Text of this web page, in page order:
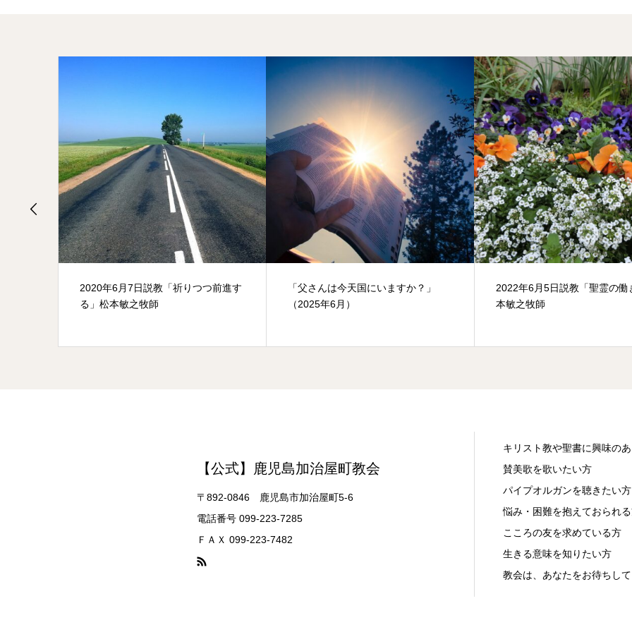
2020年6月7日説教「祈りつつ前進す
る」松本敏之牧師
「父さんは今天国にいますか？」
（2025年6月）
2022年6月5日説教「聖霊の働
本敏之牧師
【公式】鹿児島加治屋町教会
〒892-0846 鹿児島市加治屋町5-6
電話番号 099-223-7285
ＦＡＸ 099-223-7482
キリスト教や聖書に興味の
賛美歌を歌いたい方
パイプオルガンを聴きたい方
悩み・困難を抱えておられ
こころの友を求めている方
生きる意味を知りたい方
教会は、あなたをお待ちし